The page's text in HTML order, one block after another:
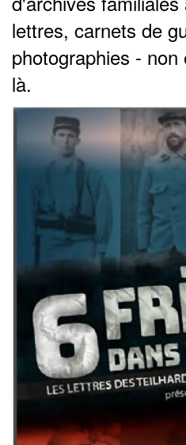
lettres, carnets de
photographies -
là.